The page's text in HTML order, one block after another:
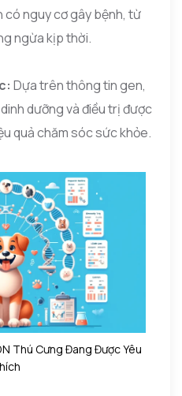
có nguy cơ gây bệnh, từ
ngừa kịp thời.
Dựa trên thông tin gen,
dưỡng và điều trị được
quả chăm sóc sức khỏe.
Thú Cưng Đang Được Yêu